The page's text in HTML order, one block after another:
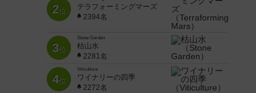
2位
テラフォーミングマーズ
2394名
3位
Stone Garden
枯山水
2281名
4位
Viticulture
ワイナリーの四季
2272名